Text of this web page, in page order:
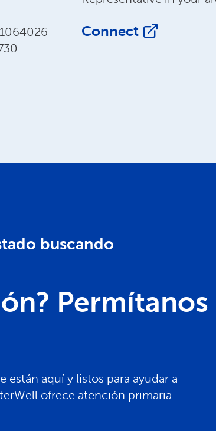
Connect
buscando
Permítanos
están aquí y listos para ayudar a
ofrece atención primaria